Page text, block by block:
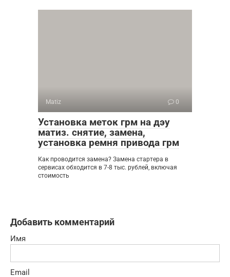
Matiz 0
Установка меток грм на дэу
матиз. снятие, замена,
установка ремня привода грм
Как проводится замена? Замена стартера в
сервисах обходится в 7-8 тыс. рублей, включая
стоимость
Добавить комментарий
Имя
Email